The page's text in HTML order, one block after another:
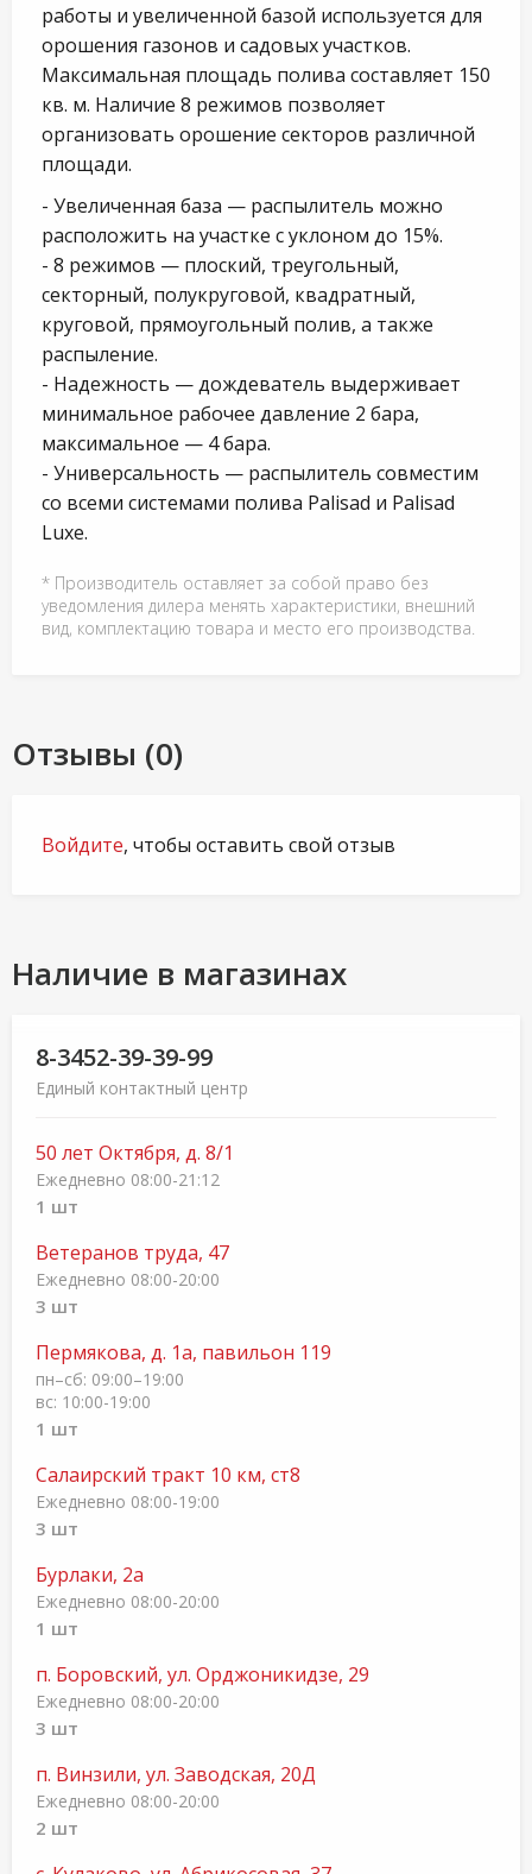
работы и увеличенной базой используется для
орошения газонов и садовых участков.
Максимальная площадь полива составляет 150
кв. м. Наличие 8 режимов позволяет
организовать орошение секторов различной
площади.
- Увеличенная база — распылитель можно
расположить на участке с уклоном до 15%.
- 8 режимов — плоский, треугольный,
секторный, полукруговой, квадратный,
круговой, прямоугольный полив, а также
распыление.
- Надежность — дождеватель выдерживает
минимальное рабочее давление 2 бара,
максимальное — 4 бара.
- Универсальность — распылитель совместим
со всеми системами полива Palisad и Palisad
Luxe.
* Производитель оставляет за собой право без
уведомления дилера менять характеристики, внешний
вид, комплектацию товара и место его производства.
Отзывы (0)
Войдите, чтобы оставить свой отзыв
Наличие в магазинах
8-3452-39-39-99
Единый контактный центр
50 лет Октября, д. 8/1
Ежедневно 08:00-21:12
1 шт
Ветеранов труда, 47
Ежедневно 08:00-20:00
3 шт
Пермякова, д. 1а, павильон 119
пн–сб: 09:00–19:00
вс: 10:00-19:00
1 шт
Салаирский тракт 10 км, ст8
Ежедневно 08:00-19:00
3 шт
Бурлаки, 2а
Ежедневно 08:00-20:00
1 шт
п. Боровский, ул. Орджоникидзе, 29
Ежедневно 08:00-20:00
3 шт
п. Винзили, ул. Заводская, 20Д
Ежедневно 08:00-20:00
2 шт